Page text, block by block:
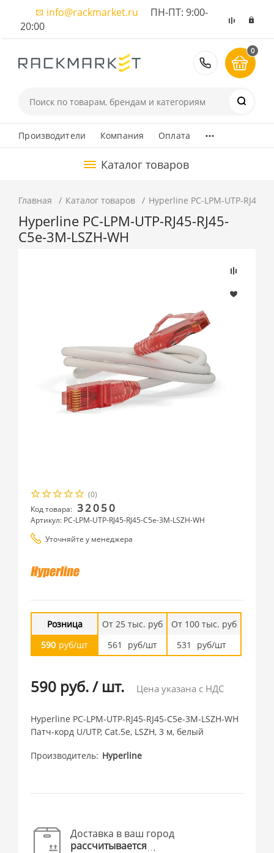
info@rackmarket.ru ПН-ПТ: 9:00-
20:00
8 (495)
0
Производители Компания Оплата ...
Каталог товаров
Главная Каталог товаров Hyperline PC-LPM-UTP-RJ45-
Hyperline PC-LPM-UTP-RJ45-RJ45-
C5e-3M-LSZH-WH
(0)
Код товара: 32050
Артикул: PC-LPM-UTP-RJ45-RJ45-C5e-3M-LSZH-WH
Уточняйте у менеджера
Розница
590 руб/шт
От 25 тыс. руб
561
руб/шт
От 100 тыс. руб
531
руб/шт
590 руб./ шт. Цена указана с НДС
Hyperline PC-LPM-UTP-RJ45-RJ45-C5e-3M-LSZH-WH
Патч-корд U/UTP, Cat.5е, LSZH, 3 м, белый
Производитель Hyperline
Доставка в ваш город
рассчитывается